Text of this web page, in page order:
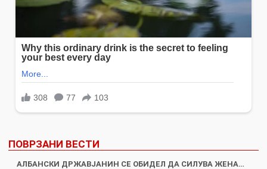
ПОВРЗАНИ ВЕСТИ
АЛБАНСКИ ДРЖАВЈАНИН СЕ ОБИДЕЛ ДА СИЛУВА ЖЕНА…